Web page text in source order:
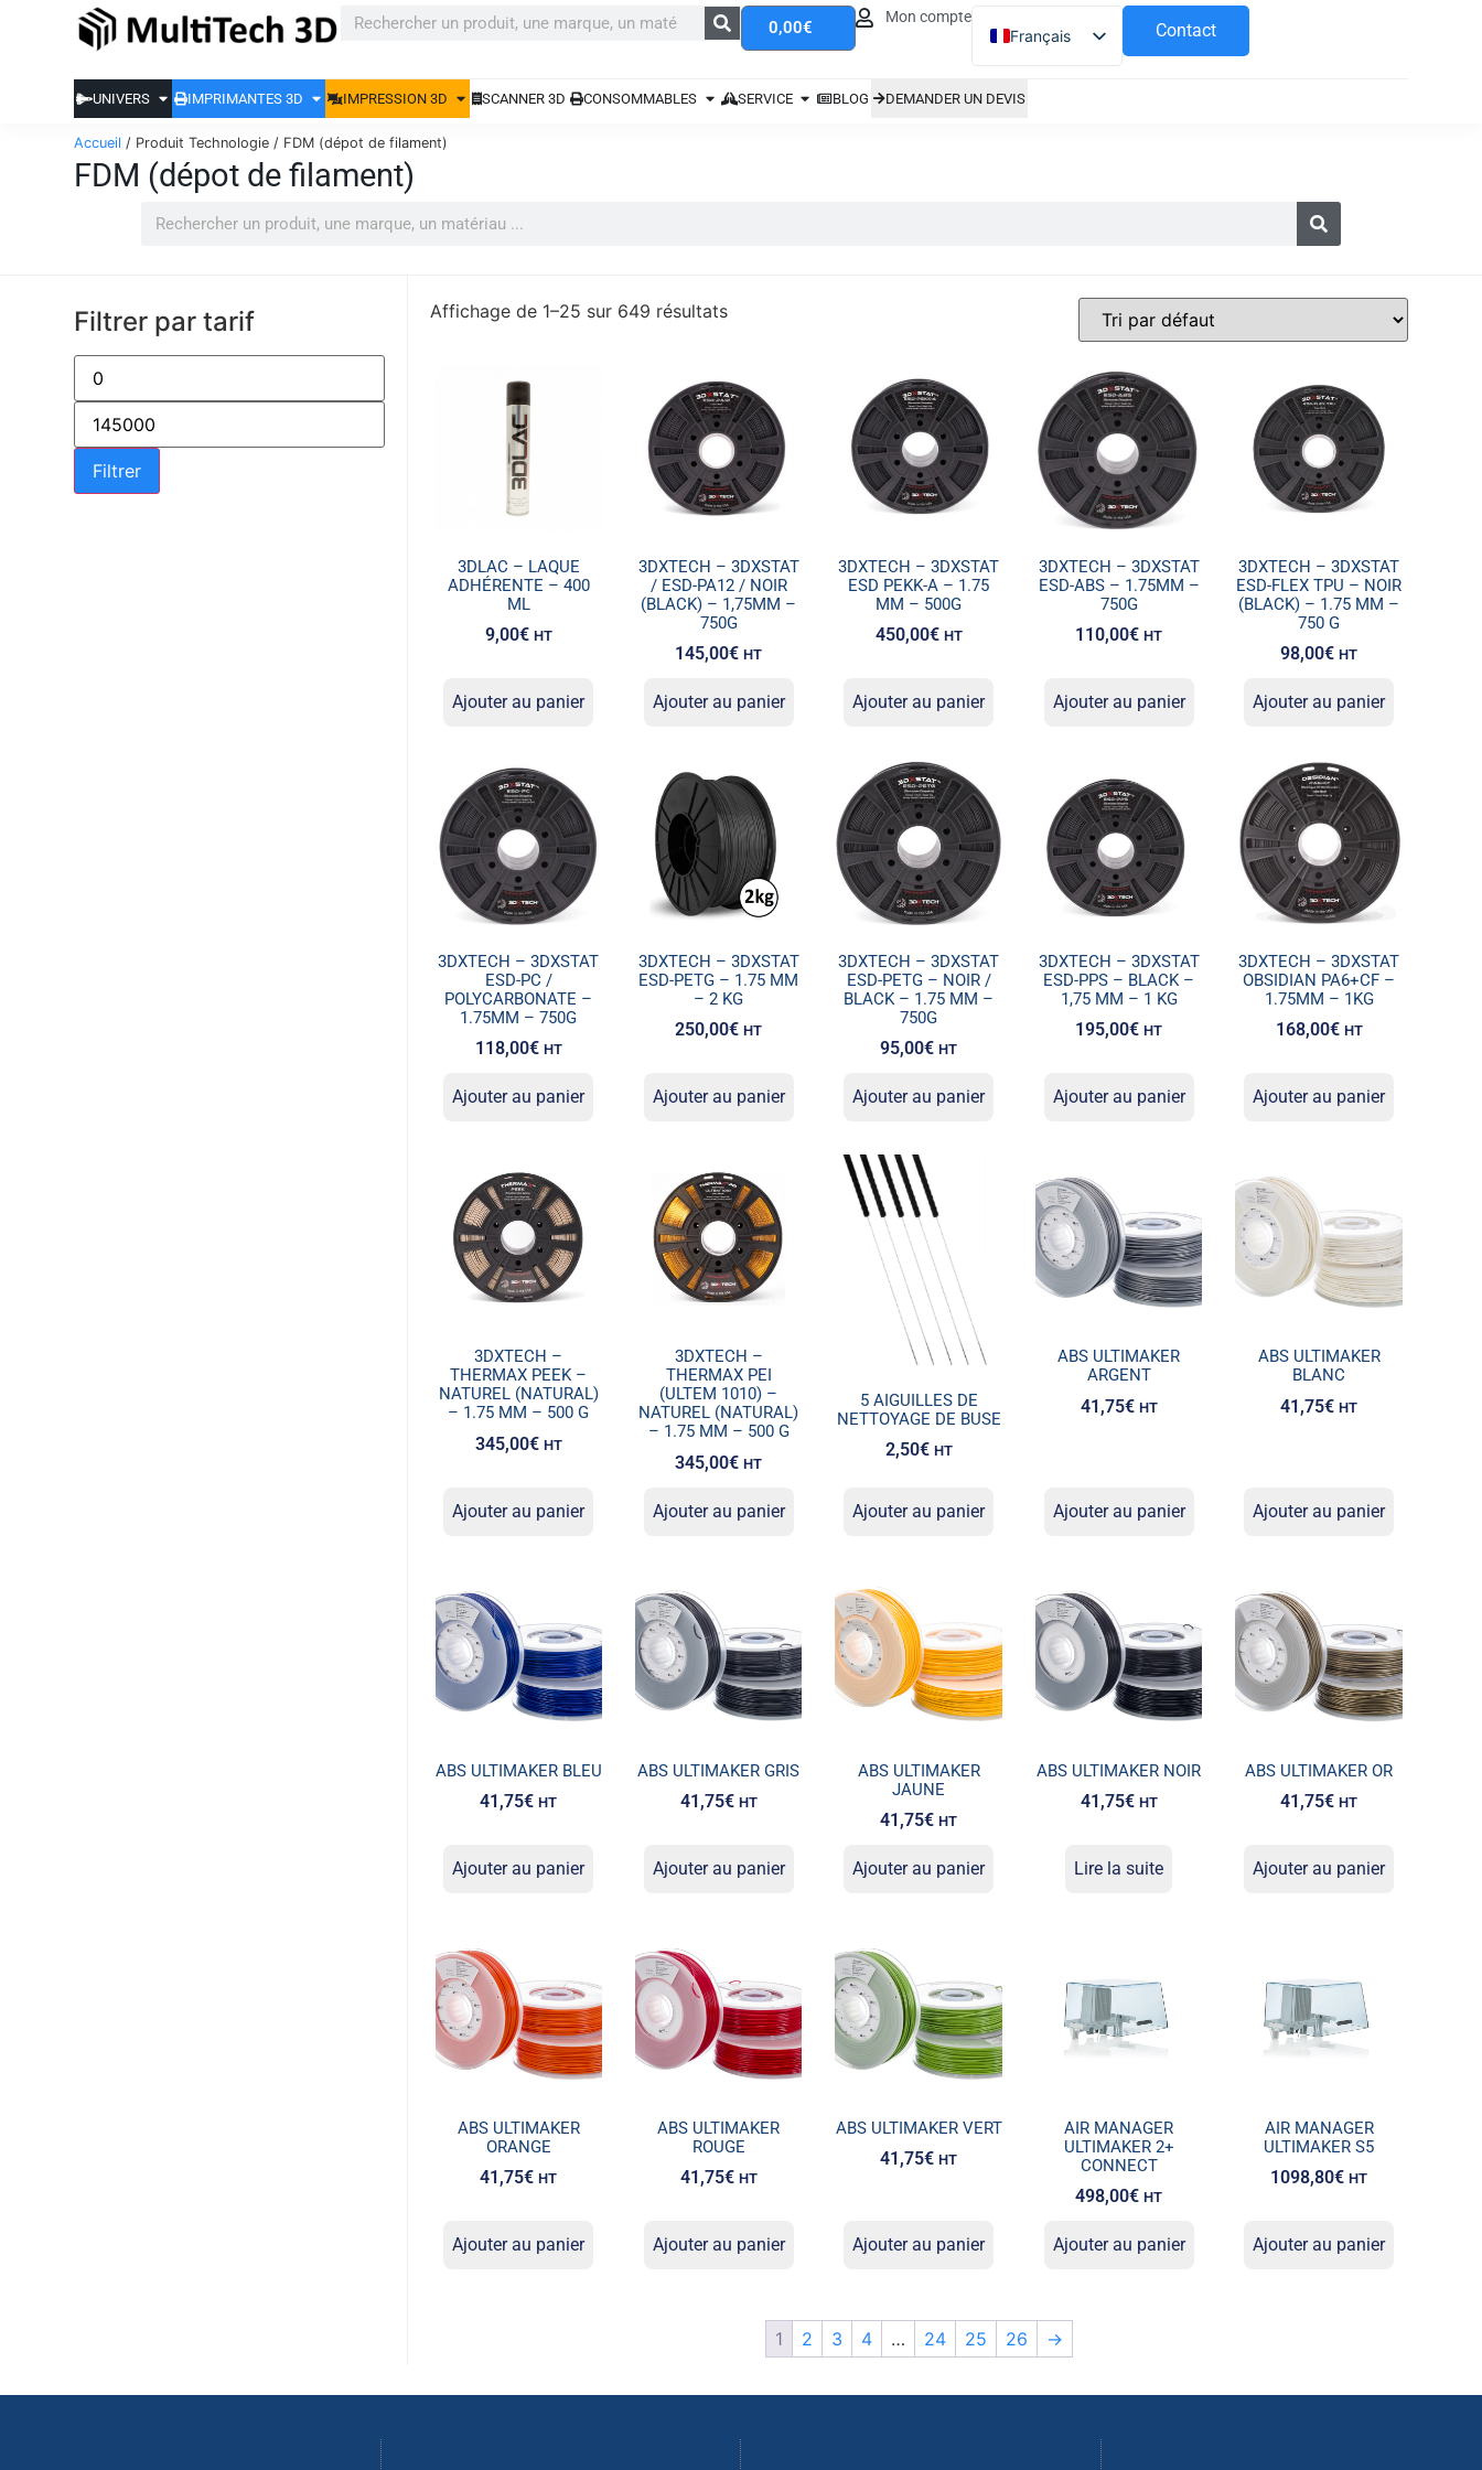
0,00€
Mon compte
Français
Español
Contact
UNIVERS IMPRIMANTES 3D IMPRESSION 3D SCANNER 3D CONSOMMABLES SERVICE BLOG DEMANDER UN DEVIS
Accueil / Produit Technologie / FDM (dépot de filament)
FDM (dépot de filament)
Filtrer par tarif
Filtrer
Affichage de 1–25 sur 649 résultats
3DLAC – LAQUE
ADHÉRENTE – 400
ML
9,00€ HT
Ajouter au panier
3DXTECH – 3DXSTAT
/ ESD-PA12 / NOIR
(BLACK) – 1,75MM –
750G
145,00€ HT
Ajouter au panier
3DXTECH – 3DXSTAT
ESD PEKK-A – 1.75
MM – 500G
450,00€ HT
Ajouter au panier
3DXTECH – 3DXSTAT
ESD-ABS – 1.75MM –
750G
110,00€ HT
Ajouter au panier
3DXTECH – 3DXSTAT
ESD-FLEX TPU – NOIR
(BLACK) – 1.75 MM –
750 G
98,00€ HT
Ajouter au panier
3DXTECH – 3DXSTAT
ESD-PC /
POLYCARBONATE –
1.75MM – 750G
118,00€ HT
Ajouter au panier
3DXTECH – 3DXSTAT
ESD-PETG – 1.75 MM
– 2 KG
250,00€ HT
Ajouter au panier
3DXTECH – 3DXSTAT
ESD-PETG – NOIR /
BLACK – 1.75 MM –
750G
95,00€ HT
Ajouter au panier
3DXTECH – 3DXSTAT
ESD-PPS – BLACK –
1,75 MM – 1 KG
195,00€ HT
Ajouter au panier
3DXTECH – 3DXSTAT
OBSIDIAN PA6+CF –
1.75MM – 1KG
168,00€ HT
Ajouter au panier
3DXTECH –
THERMAX PEEK –
NATUREL (NATURAL)
– 1.75 MM – 500 G
345,00€ HT
Ajouter au panier
3DXTECH –
THERMAX PEI
(ULTEM 1010) –
NATUREL (NATURAL)
– 1.75 MM – 500 G
345,00€ HT
Ajouter au panier
5 AIGUILLES DE
NETTOYAGE DE BUSE
2,50€ HT
Ajouter au panier
ABS ULTIMAKER
ARGENT
41,75€ HT
Ajouter au panier
ABS ULTIMAKER
BLANC
41,75€ HT
Ajouter au panier
ABS ULTIMAKER BLEU
41,75€ HT
Ajouter au panier
ABS ULTIMAKER GRIS
41,75€ HT
Ajouter au panier
ABS ULTIMAKER
JAUNE
41,75€ HT
Ajouter au panier
ABS ULTIMAKER NOIR
41,75€ HT
Lire la suite
ABS ULTIMAKER OR
41,75€ HT
Ajouter au panier
ABS ULTIMAKER
ORANGE
41,75€ HT
Ajouter au panier
ABS ULTIMAKER
ROUGE
41,75€ HT
Ajouter au panier
ABS ULTIMAKER VERT
41,75€ HT
Ajouter au panier
AIR MANAGER
ULTIMAKER 2+
CONNECT
498,00€ HT
Ajouter au panier
AIR MANAGER
ULTIMAKER S5
1098,80€ HT
Ajouter au panier
1 2 3 4 … 24 25 26 →